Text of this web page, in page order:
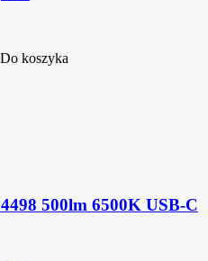
Do koszyka
500lm 6500K USB-C